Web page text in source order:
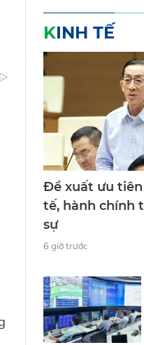
KINH TẾ
Đề xuất ưu
tế, hành chính
sự